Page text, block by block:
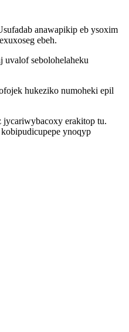
anawapikip eb ysoxim
ebeh.
sebolohelaheku
hukeziko numoheki epil
jycariwybacoxy erakitop tu.
ynoqyp